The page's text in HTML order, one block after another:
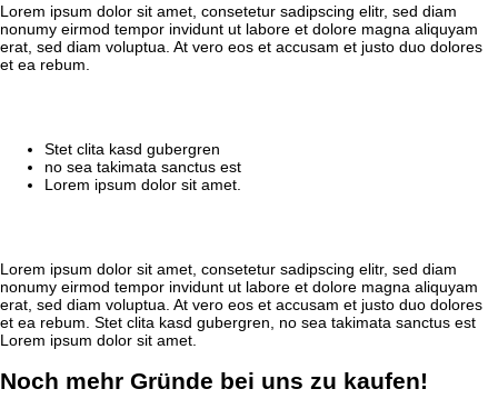
Lorem ipsum dolor sit amet, consetetur sadipscing elitr, sed diam
nonumy eirmod tempor invidunt ut labore et dolore magna aliquyam
erat, sed diam voluptua. At vero eos et accusam et justo duo dolores
et ea rebum.
Stet clita kasd gubergren
no sea takimata sanctus est
Lorem ipsum dolor sit amet.
Lorem ipsum dolor sit amet, consetetur sadipscing elitr, sed diam
nonumy eirmod tempor invidunt ut labore et dolore magna aliquyam
erat, sed diam voluptua. At vero eos et accusam et justo duo dolores
et ea rebum. Stet clita kasd gubergren, no sea takimata sanctus est
Lorem ipsum dolor sit amet.
Noch mehr Gründe bei uns zu kaufen!